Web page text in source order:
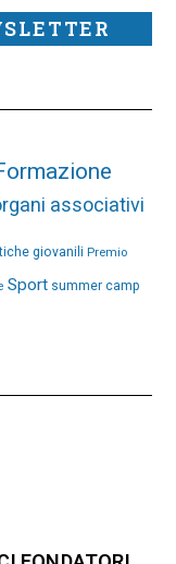
associativi
giovanili Premio
Sport summer camp